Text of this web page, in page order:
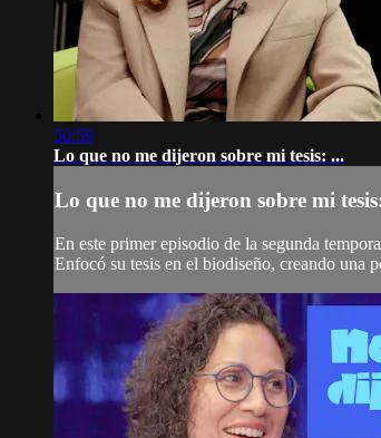
50:59
Lo que no me dijeron sobre mi tesis: ...
Lo que no me dijeron sobre mi
En este primer episodio de la segunda
Enfocó su tesis en el biodiseño, creando una